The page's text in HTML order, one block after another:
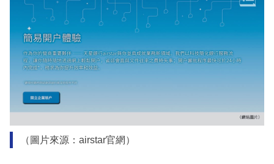
（圖片來源：airstar官網）